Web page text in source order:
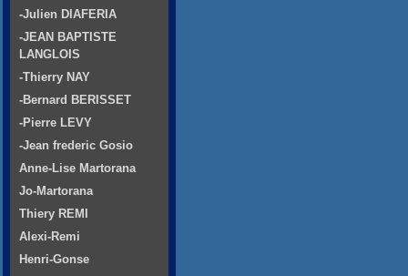
-Julien DIAFERIA
-JEAN BAPTISTE
LANGLOIS
-Thierry NAY
-Bernard BERISSET
-Pierre LEVY
-Jean frederic Gosio
Anne-Lise Martorana
Jo-Martorana
Thiery REMI
Alexi-Remi
Henri-Gonse